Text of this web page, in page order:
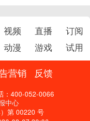
视频 直播
订阅
动漫 游戏 试用
营销 反馈
：400-052-0066
中心
第 00220 号